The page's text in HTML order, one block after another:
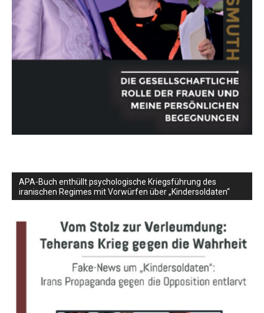
APA-Buch enthüllt psychologische Kriegsführung des
iranischen Regimes mit Vorwürfen über „Kindersoldaten“